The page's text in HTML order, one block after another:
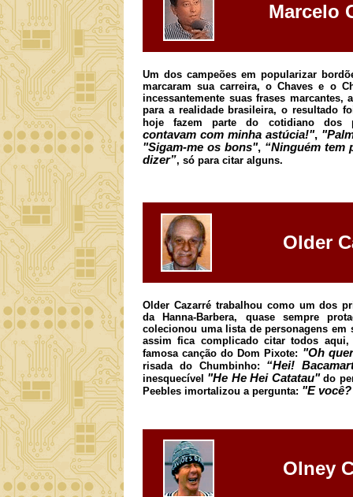
Marcelo
Um dos campeões em popularizar
marcaram sua carreira, o Chaves e o
incessantemente suas frases marcantes,
para a realidade brasileira, o resultado
hoje fazem parte do cotidiano dos
contavam com minha astúcia!",
"Sigam-me os bons", “Ninguém tem
dizer”, só para citar alguns.
Older
Older Cazarré trabalhou como um dos
da Hanna-Barbera, quase sempre
colecionou uma lista de personagens em
assim fica complicado citar todos
famosa canção do Dom Pixote: "Oh
risada do Chumbinho: “Hei!
inesquecível "He He Hei Catatau"do
Peebles imortalizou a pergunta: "E
Olney